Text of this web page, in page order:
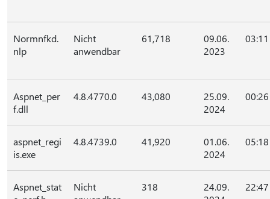
Normnfkd.
nlp
Nicht
anwendbar
61,718
09.06.
2023
03:11
Aspnet_per
f.dll
4.8.4770.0 43,080
25.09.
2024
00:26
aspnet_regi
is.exe
4.8.4739.0 41,920
01.06.
2024
05:18
Aspnet_stat
Nicht
318
24.09.
22:47